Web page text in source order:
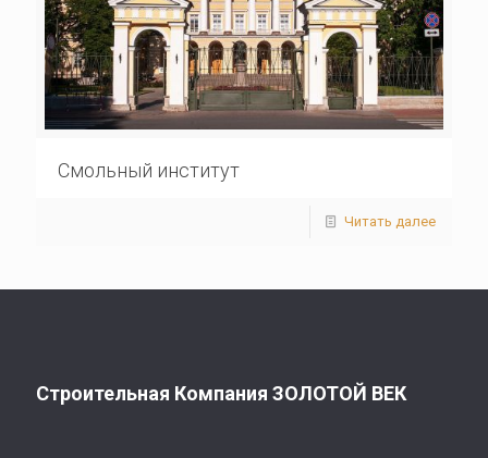
Смольный институт
Читать далее
Строительная Компания ЗОЛОТОЙ ВЕК